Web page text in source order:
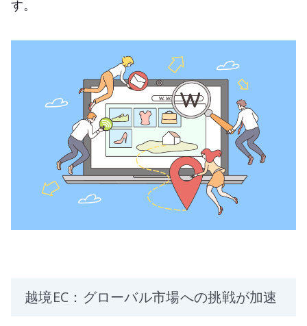
す。
越境EC：グローバル市場への挑戦が加速